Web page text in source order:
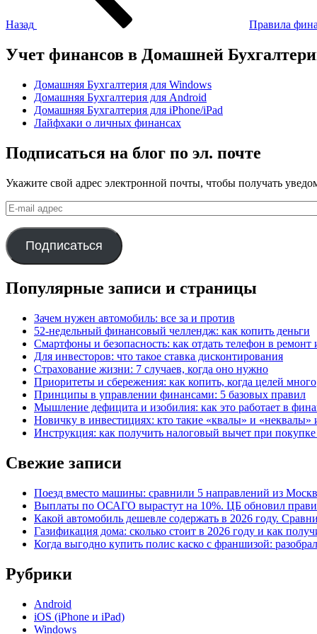
Назад Правила
Учет финансов в Домашней
Домашняя Бухгалтерия для Windows
Домашняя Бухгалтерия для Android
Домашняя Бухгалтерия для iPhone/iPad
Лайфхаки о личных финансах
Подписаться на блог по эл. почте
Укажите свой адрес электронной почты, чтобы получать
E-
mail
адрес
Подписаться
Популярные записи и страницы
Зачем нужен автомобиль: все за и против
52-недельный финансовый челлендж: как копить деньги
Смартфоны и безопасность: как отдать телефон в ремонт
Для инвесторов: что такое ставка дисконтирования
Страхование жизни: 7 случаев, когда оно нужно
Приоритеты и сбережения: как копить, когда целей много
Принципы в управлении финансами: 5 базовых правил
Мышление дефицита и изобилия: как это работает в
Новичку в инвестициях: кто такие «квалы» и «неквалы»
Инструкция: как получить налоговый вычет при
Свежие записи
Поезд вместо машины: сравнили 5 направлений из
Выплаты по ОСАГО вырастут на 10%. ЦБ обновил
Какой автомобиль дешевле содержать в 2026 году.
Газификация дома: сколько стоит в 2026 году и как
Когда выгодно купить полис каско с франшизой:
Рубрики
Android
iOS (iPhone и iPad)
Windows